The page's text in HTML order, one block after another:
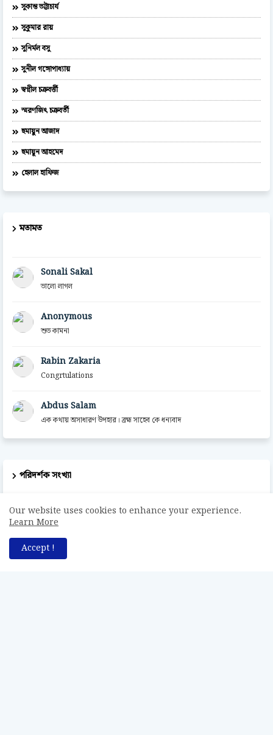
সুকান্ত ভট্টাচার্য
সুকুমার রায়
সুনির্মল বসু
সুনীল গঙ্গোপাধ্যায়
স্বপ্নীল চক্রবর্ত্তী
স্মরণজিৎ চক্রবর্তী
হুমায়ুন আজাদ
হুমায়ূন আহমেদ
হেলাল হাফিজ
মতামত
Sonali Sakal
ভালো লাগল
Anonymous
শুভ কামনা
Rabin Zakaria
Congrtulations
Abdus Salam
এক কথায় অসাধারণ উপহার। ব্রহ্ম সাহেব কে ধন্যবাদ
পরিদর্শক সংখ্যা
Our website uses cookies to enhance your experience.
Learn More
Accept !